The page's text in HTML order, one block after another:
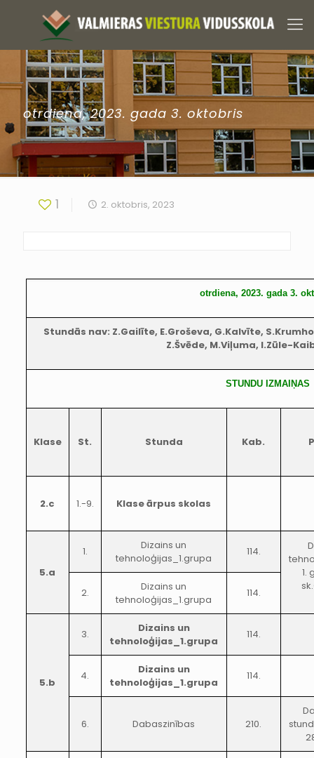
otrdiena, 2023. gada 3. oktobris
1 2. oktobris, 2023
otrdiena, 2023. gada 3.
Stundās nav: Z.Gailīte, E.Groševa, G.Kalvīte,
Z.Švēde, M.Viļuma, I.Zūle-
STUNDU IZMAIŅAS
Klase St. Stunda Kab.
2.c 1.-9. Klase ārpus skolas
5.a
1.
Dizains un
tehnoloģijas_1.grupa
114.
1.
2.
Dizains un
tehnoloģijas_1.grupa
114.
5.b
3.
Dizains un
tehnoloģijas_1.grupa
114.
4.
Dizains un
tehnoloģijas_1.grupa
114.
6. Dabaszinības 210.